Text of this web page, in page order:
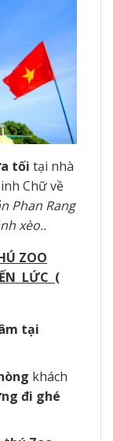
tối tại nhà
Chữ về
Phan Rang
xèo..
ZOO
LỨC (
tại
khách
đi ghé